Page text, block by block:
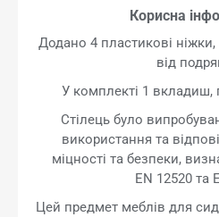
Корисна
Додано 4 пластикові
від
У комплекті 1 вкладиш,
Стілець було
використання та
міцності та безпеки,
EN 12520 та
Цей предмет меблів для